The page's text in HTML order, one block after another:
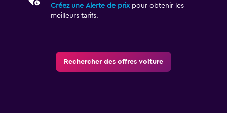
Créez une Alerte de prixpour obtenir les
meilleurs tarifs.
Rechercher des offres voiture